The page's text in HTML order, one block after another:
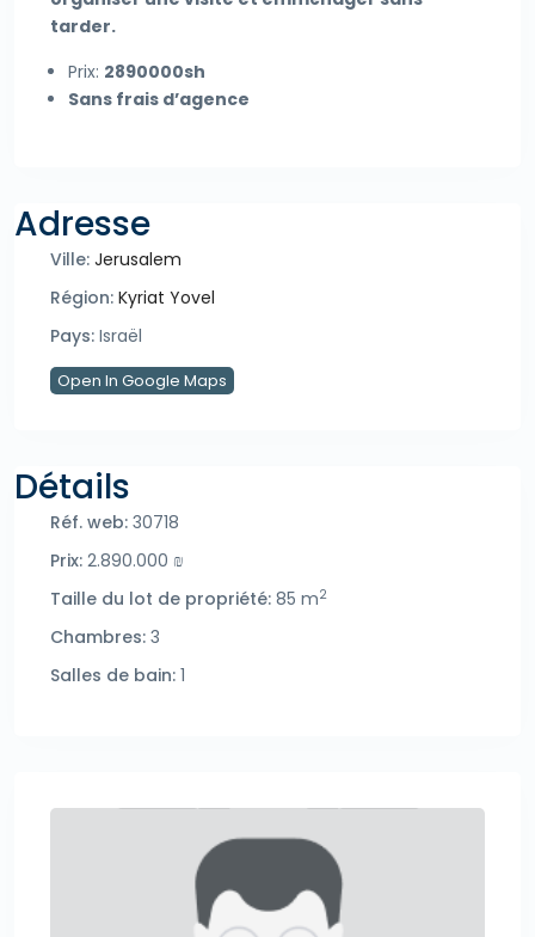
tarder.
Prix: 2890000sh
Sans frais d’agence
Adresse
Ville: Jerusalem
Région: Kyriat Yovel
Pays: Israël
Open In Google Maps
Détails
Réf. web: 30718
Prix: 2.890.000 ₪
Taille du lot de propriété: 85 m2
Chambres: 3
Salles de bain: 1